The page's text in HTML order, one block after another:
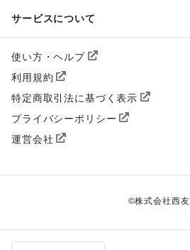
サービスについて
使い方・ヘルプ
利用規約
特定商取引法に基づく表示
プライバシーポリシー
運営会社
©株式会社西友